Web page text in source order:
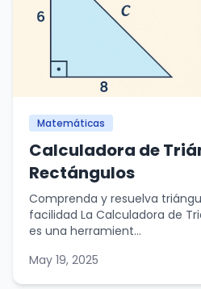
Matemáticas
Calculadora de
Rectángulos
Comprenda y resuelva
facilidad La Calculadora de
es una herramient...
May 19, 2025